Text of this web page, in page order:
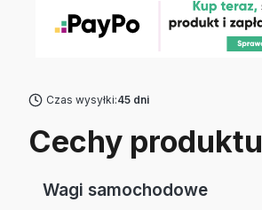
Czas wysyłki:45 dni
Cechy produktu
Wagi samochodowe